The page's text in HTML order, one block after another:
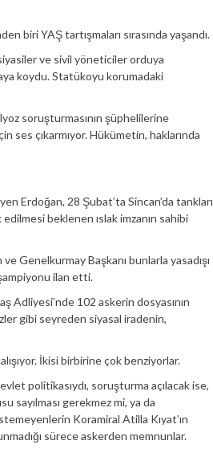
biri YAŞ tartışmaları sırasında yaşandı.
ve sivil yöneticiler orduya
koydu. Statükoyu korumadaki
soruşturmasının şüphelilerine
ses çıkarmıyor. Hükümetin, haklarında
Erdoğan, 28 Şubat’ta Sincan’da tankları
beklenen ıslak imzanın sahibi
Genelkurmay Başkanı bunlarla yasadışı
ilan etti.
Adliyesi’nde 102 askerin dosyasının
gibi seyreden siyasal iradenin,
İkisi birbirine çok benziyorlar.
politikasıydı, soruşturma açılacak ise,
sayılması gerekmez mi, ya da
Koramiral Atilla Kıyat’ın
sürece askerden memnunlar.